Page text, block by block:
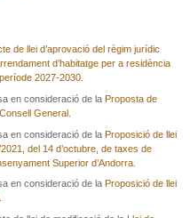
de llei d’aprovació del règim jurídic
d’habitatge per a residència
2027-2030
en consideració de la Proposta de
General
en consideració de la Proposició de llei
del 14 d’octubre, de taxes de
Superior d’Andorra
en consideració de la Proposició de llei